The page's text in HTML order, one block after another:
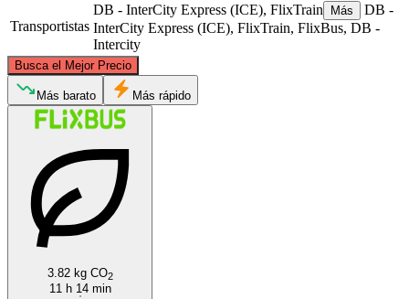
Transportistas
DB - InterCity Express (ICE), FlixTrain Más
DB -
InterCity Express (ICE), FlixTrain, FlixBus, DB -
Intercity
Busca el Mejor Precio
Bielefeld
Más barato Más rápido
3.82 kg CO2
11 h 14 min